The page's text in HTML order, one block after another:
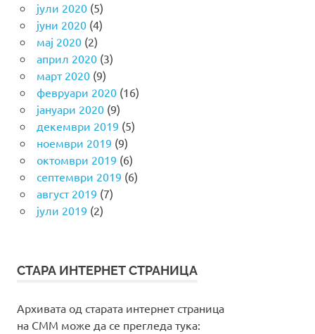
јули 2020(5)
јуни 2020(4)
мај 2020(2)
април 2020(3)
март 2020(9)
февруари 2020(16)
јануари 2020(9)
декември 2019 (5)
ноември 2019 (9)
октомври 2019 (6)
септември 2019 (6)
август 2019 (7)
јули 2019 (2)
СТАРА ИНТЕРНЕТ СТРАНИЦА
Архивата од старата интернет страница
на СММ може да се прегледа тука: